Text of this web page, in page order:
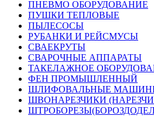
ПНЕВМО ОБОРУДОВАНИЕ
ПУШКИ ТЕПЛОВЫЕ
ПЫЛЕСОСЫ
РУБАНКИ И РЕЙСМУСЫ
СВАЕКРУТЫ
СВАРОЧНЫЕ АППАРАТЫ
ТАКЕЛАЖНОЕ
ФЕН ПРОМЫШЛЕННЫЙ
ШЛИФОВАЛЬНЫЕ
ШВОНАРЕЗЧИКИ